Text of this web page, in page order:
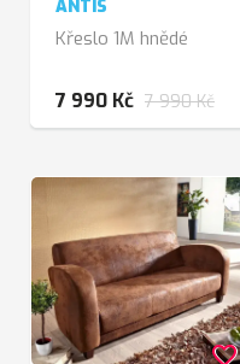
ANTIS
Křeslo 1M hnědé
7 990 Kč 7 990 Kč
favorite_border